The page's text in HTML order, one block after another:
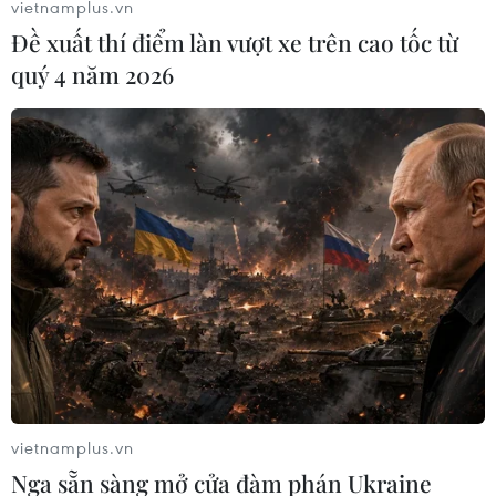
những gì từ Hollywood?
03/07/2026 11:06
thành "khắc tinh" của điện
ảnh Việt
03/07/2026 00:12
Cục Điện ảnh nói gì về
phim "Chiếc kén" có
Trương Ngọc Ánh
02/07/2026 01:53
"Điểm neo" cho điện ảnh
trước "cuộc xâm lăng" của
trí tuệ nhân tạo
vietnamplus.vn
Đề xuất thí điểm làn vượt xe trên cao tốc từ
quý 4 năm 2026
vietnamplus.vn
Nga sẵn sàng mở cửa đàm phán Ukraine